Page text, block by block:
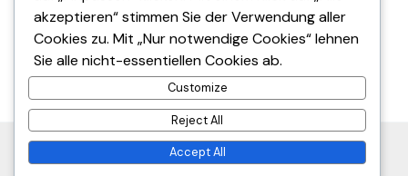
© 2025 Hessischer Dartverband. All Rights Reserved.
akzeptieren“ stimmen Sie der Verwendung aller
Cookies zu. Mit „Nur notwendige Cookies“ lehnen
Sie alle nicht-essentiellen Cookies ab.
Customize
Reject All
Accept All